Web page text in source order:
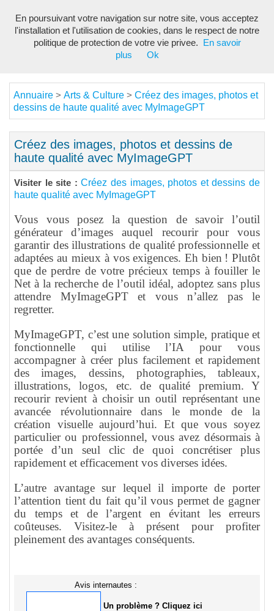
Annuaire > Arts & Culture > Créez des images, photos et
dessins de haute qualité avec MyImageGPT
Créez des images, photos et dessins de
haute qualité avec MyImageGPT
Visiter le site :Créez des images, photos et dessins de
haute qualité avec MyImageGPT
Vous vous posez la question de savoir l’outil
générateur d’images auquel recourir pour vous
garantir des illustrations de qualité professionnelle et
adaptées au mieux à vos exigences. Eh bien ! Plutôt
que de perdre de votre précieux temps à fouiller le
Net à la recherche de l’outil idéal, adoptez sans plus
attendre MyImageGPT et vous n’allez pas le
regretter.
MyImageGPT, c’est une solution simple, pratique et
fonctionnelle qui utilise l’IA pour vous
accompagner à créer plus facilement et rapidement
des images, dessins, photographies, tableaux,
illustrations, logos, etc. de qualité premium. Y
recourir revient à choisir un outil représentant une
avancée révolutionnaire dans le monde de la
création visuelle aujourd’hui. Et que vous soyez
particulier ou professionnel, vous avez désormais à
portée d’un seul clic de quoi concrétiser plus
rapidement et efficacement vos diverses idées.
L’autre avantage sur lequel il importe de porter
l’attention tient du fait qu’il vous permet de gagner
du temps et de l’argent en évitant les erreurs
coûteuses. Visitez-le à présent pour profiter
pleinement des avantages conséquents.
Avis internautes :
Un problème ? Cliquez ici
En poursuivant votre navigation sur notre site, vous acceptez
l'installation et l'utilisation de cookies, dans le respect de notre
politique de protection de votre vie privee.
En savoir
plus
Ok